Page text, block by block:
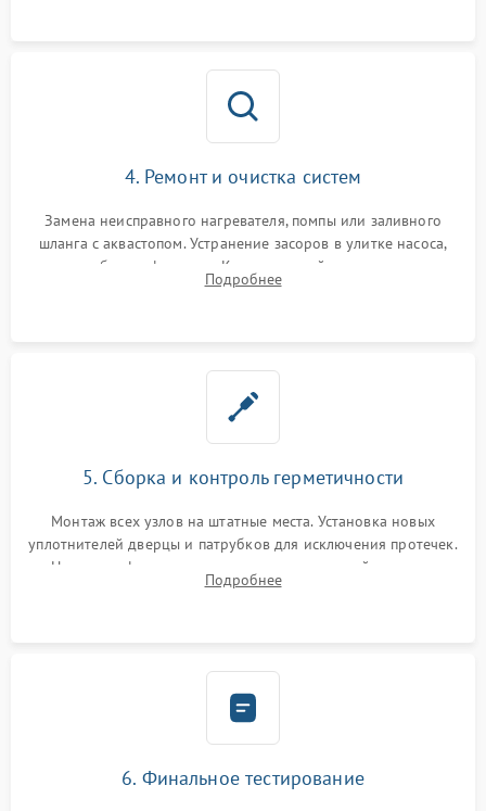
4. Ремонт и очистка систем
Замена неисправного нагревателя, помпы или заливного
шланга с аквастопом. Устранение засоров в улитке насоса,
патрубках и фильтрах. Компонентный ремонт платы
управления, восстановление поврежденной проводки.
Подробнее
5. Сборка и контроль герметичности
Монтаж всех узлов на штатные места. Установка новых
уплотнителей дверцы и патрубков для исключения протечек.
Надежная фиксация хомутов гидравлической системы,
сборка корпуса и установка датчика поплавка.
Подробнее
6. Финальное тестирование